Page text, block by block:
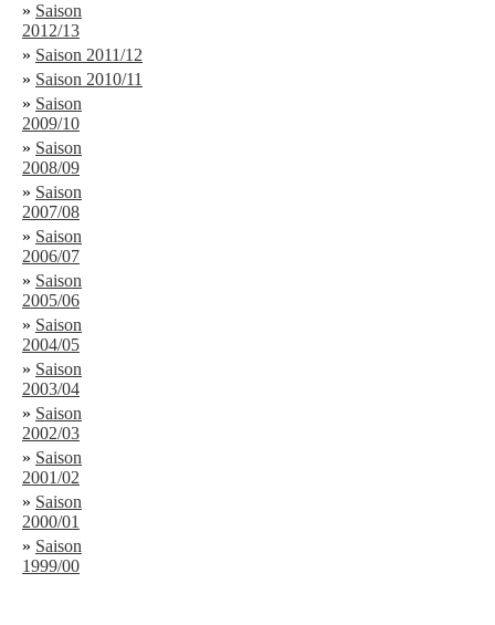
» Saison
2012/13
» Saison 2011/12
» Saison 2010/11
» Saison
2009/10
» Saison
2008/09
» Saison
2007/08
» Saison
2006/07
» Saison
2005/06
» Saison
2004/05
» Saison
2003/04
» Saison
2002/03
» Saison
2001/02
» Saison
2000/01
» Saison
1999/00